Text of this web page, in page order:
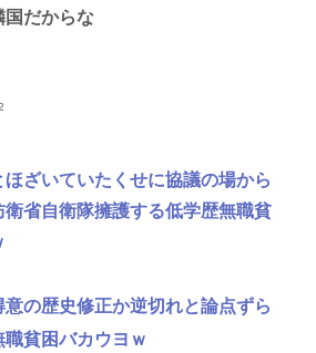
国だからな
ざいていたくせに協議の場から
衛省自衛隊擁護する低学歴無職貧
意の歴史修正か逆切れと論点ずら
職貧困バカウヨｗ